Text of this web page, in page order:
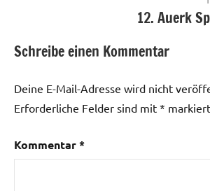
12. Auerk
Schreibe einen Kommentar
Deine E-Mail-Adresse wird nicht
Erforderliche Felder sind mit * markiert
Kommentar*